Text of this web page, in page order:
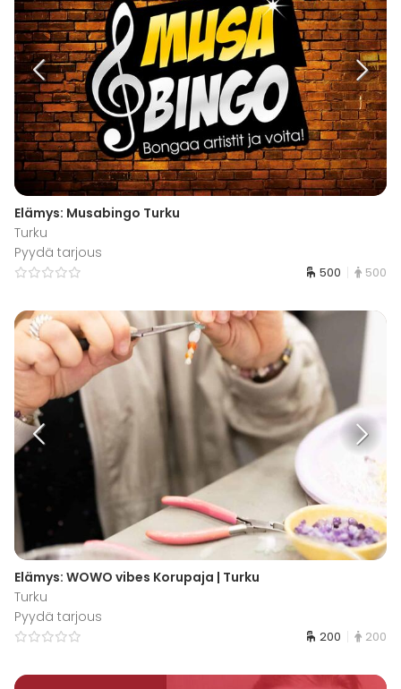
Elämys: Musabingo Turku
Turku
Pyydä tarjous
500 500
Elämys: WOWO vibes Korupaja | Turku
Turku
Pyydä tarjous
200 200